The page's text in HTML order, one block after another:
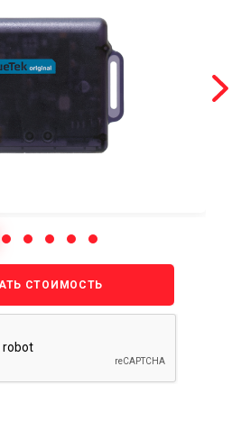
СТОИМОСТЬ